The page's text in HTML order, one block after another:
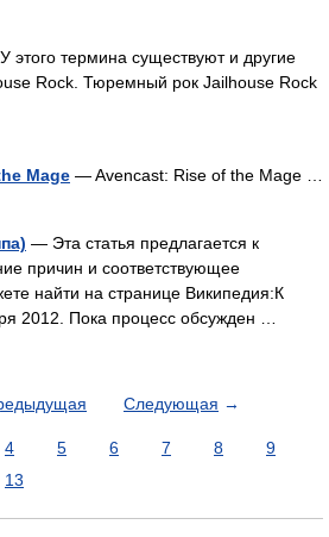
этого термина существуют и другие
Rock. Тюремный рок Jailhouse Rock
Mage — Avencast: Rise of the Mage …
— Эта статья предлагается к
причин и соответствующее
найти на странице Википедия:К
2012. Пока процесс обсужден …
Следующая →
4 5 6 7 8
9
13